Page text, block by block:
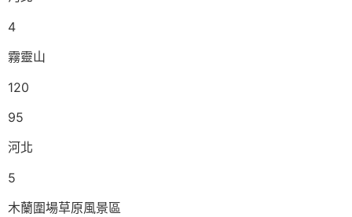
4
霧靈山
120
95
河北
5
木蘭圍場草原風景區